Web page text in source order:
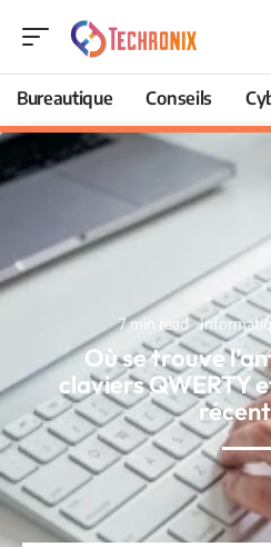
Bureautique Conseils
7 min read
Où se trouve
claviers QWERTY